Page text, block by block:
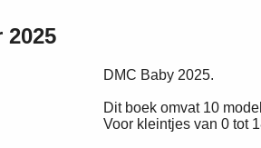
2025
DMC Baby 2025.
Dit boek omvat 10
Voor kleintjes van 0 tot